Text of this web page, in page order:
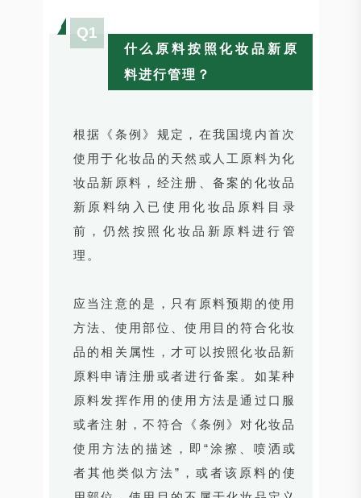
Q1
什么原料按照化妆品新原
料进行管理？
根据《条例》规定，在我国境内首次
使用于化妆品的天然或人工原料为化
妆品新原料，经注册、备案的化妆品
新原料纳入已使用化妆品原料目录
前，仍然按照化妆品新原料进行管
理。
应当注意的是，只有原料预期的使用
方法、使用部位、使用目的符合化妆
品的相关属性，才可以按照化妆品新
原料申请注册或者进行备案。如某种
原料发挥作用的使用方法是通过口服
或者注射，不符合《条例》对化妆品
使用方法的描述，即“涂擦、喷洒或
者其他类似方法”，或者该原料的使